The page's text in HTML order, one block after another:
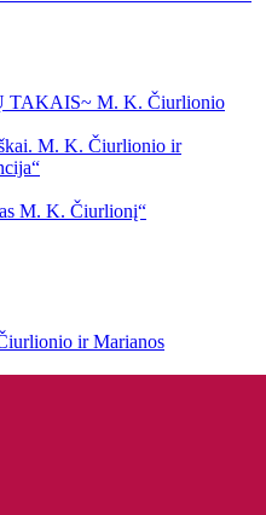
TAKAIS~ M. K. Čiurlionio
M. K. Čiurlionio ir
M. K. Čiurlionį“
ir Marianos